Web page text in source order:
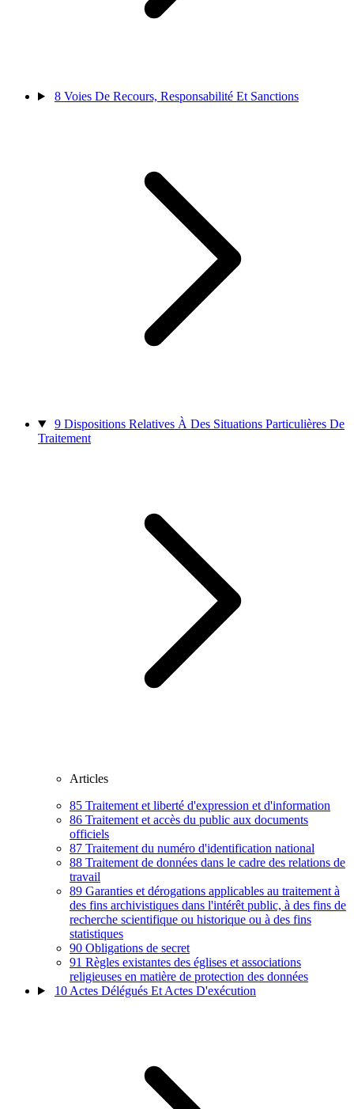
8 Voies De Recours, Responsabilité Et Sanctions
9 Dispositions Relatives À Des Situations Particulières De
Traitement
Articles
85 Traitement et liberté d'expression et d'information
86 Traitement et accès du public aux documents
officiels
87 Traitement du numéro d'identification national
88 Traitement de données dans le cadre des relations de
travail
89 Garanties et dérogations applicables au traitement à
des fins archivistiques dans l'intérêt public, à des fins de
recherche scientifique ou historique ou à des fins
statistiques
90 Obligations de secret
91 Règles existantes des églises et associations
religieuses en matière de protection des données
10 Actes Délégués Et Actes D'exécution